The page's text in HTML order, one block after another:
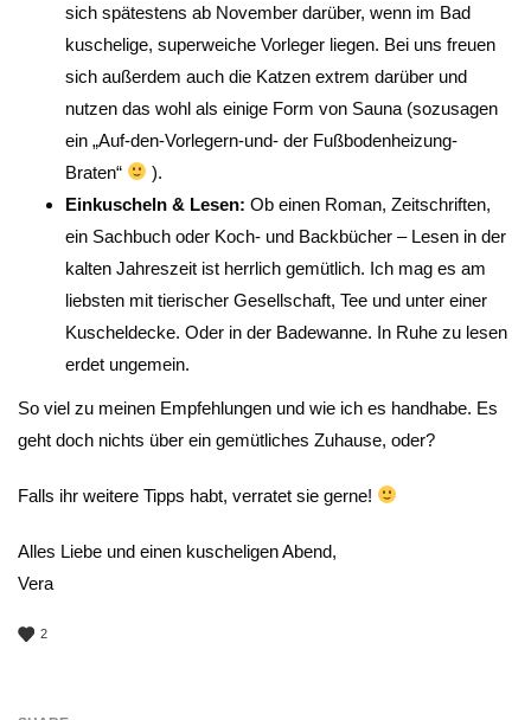
sich spätestens ab November darüber, wenn im Bad
kuschelige, superweiche Vorleger liegen. Bei uns freuen
sich außerdem auch die Katzen extrem darüber und
nutzen das wohl als einige Form von Sauna (sozusagen
ein „Auf-den-Vorlegern-und- der Fußbodenheizung-
Braten“
).
Einkuscheln & Lesen: Ob einen Roman, Zeitschriften,
ein Sachbuch oder Koch- und Backbücher – Lesen in der
kalten Jahreszeit ist herrlich gemütlich. Ich mag es am
liebsten mit tierischer Gesellschaft, Tee und unter einer
Kuscheldecke. Oder in der Badewanne. In Ruhe zu lesen
erdet ungemein.
So viel zu meinen Empfehlungen und wie ich es handhabe. Es
geht doch nichts über ein gemütliches Zuhause, oder?
Falls ihr weitere Tipps habt, verratet sie gerne!
Alles Liebe und einen kuscheligen Abend,
Vera
2